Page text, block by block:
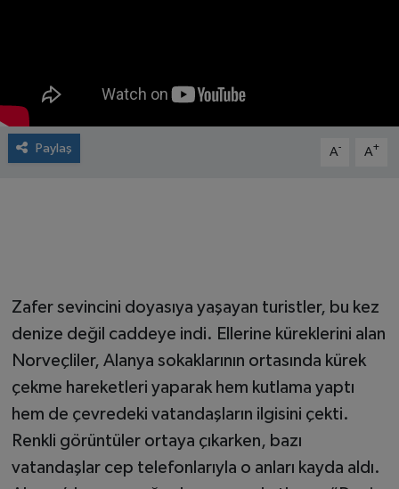
Paylaş A- A+
Zafer sevincini doyasıya yaşayan turistler, bu kez
denize değil caddeye indi. Ellerine küreklerini alan
Norveçliler, Alanya sokaklarının ortasında kürek
çekme hareketleri yaparak hem kutlama yaptı
hem de çevredeki vatandaşların ilgisini çekti.
Renkli görüntüler ortaya çıkarken, bazı
vatandaşlar cep telefonlarıyla o anları kayda aldı.